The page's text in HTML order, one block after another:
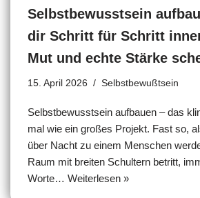
Selbstbewusstsein
dir Schritt für Schritt
Mut und echte Stärke
15. April 2026 Selbstbewußtsein
Selbstbewusstsein aufbauen – das
mal wie ein großes Projekt. Fast so,
über Nacht zu einem Menschen
Raum mit breiten Schultern betritt,
Worte… Weiterlesen »